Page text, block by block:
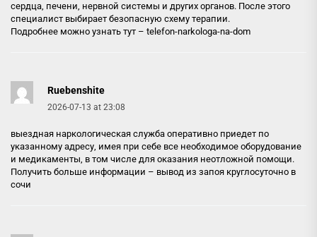
сердца, печени, нервной системы и других органов. После этого
специалист выбирает безопасную схему терапии.
Подробнее можно узнать тут – telefon-narkologa-na-dom
Ruebenshite
2026-07-13 at 23:08
выездная наркологическая служба оперативно приедет по
указанному адресу, имея при себе все необходимое оборудование
и медикаменты, в том числе для оказания неотложной помощи.
Получить больше информации – вывод из запоя круглосуточно в
сочи